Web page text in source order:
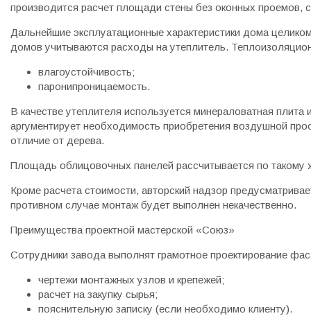
производится расчет площади стены без оконных проемов,
Дальнейшие эксплуатационные характеристики дома
домов учитываются расходы на утеплитель.
влагоустойчивость;
паронипроницаемость.
В качестве утеплителя используется минераловатная
аргументирует необходимость приобретения воздушной
отличие от дерева.
Площадь облицовочных панелей рассчитывается по такому
Кроме расчета стоимости, авторский надзор
противном случае монтаж будет выполнен некачественно.
Преимущества проектной мастерской «Союз»
Сотрудники завода выполнят грамотное проектирование
чертежи монтажных узлов и крепежей;
расчет на закупку сырья;
пояснительную записку (если необходимо клиенту).